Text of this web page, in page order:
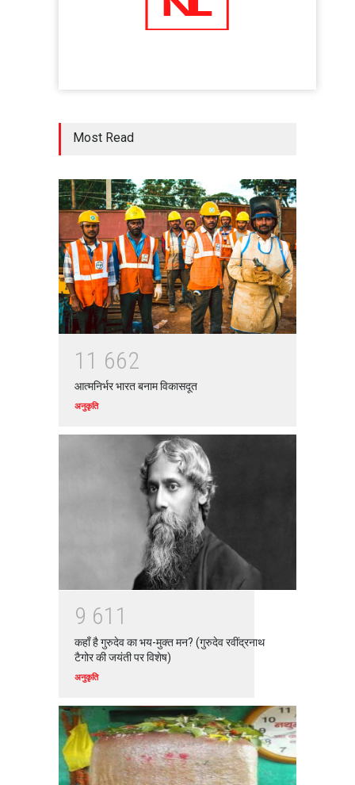
Five Reasons Why Startup
Moneywise 02 Jul 2020
आत्मनिर्भर भारत बनाम विकासदूत
अनुकृति 01 Jul 2020
Top 5 Richest Writers in the
Most Read
1 1 662
आत्मनिर्भर भारत बनाम विकासदूत
अनुकृति
9 61 1
कहाँ है गुरुदेव का भय-मुक्त मन? (गुरुदेव रवींद्रनाथ
टैगोर की जयंती पर विशेष)
अनुकृति